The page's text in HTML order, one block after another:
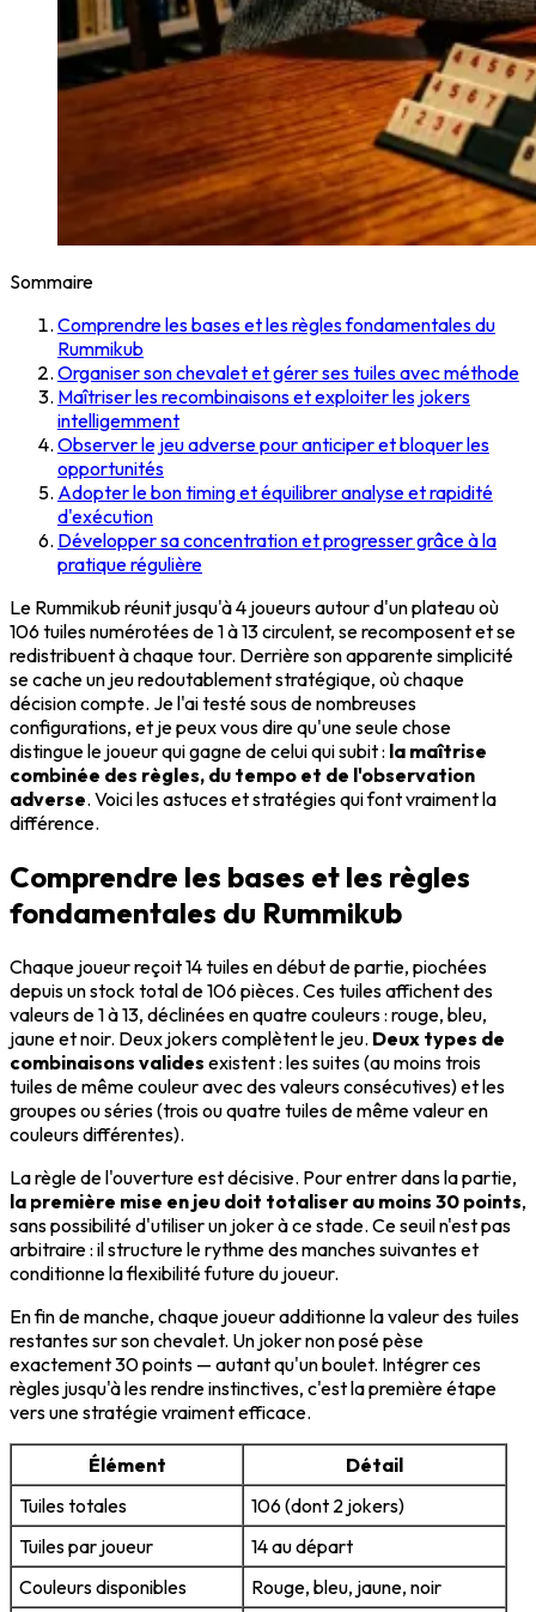
Sommaire
Comprendre les bases et les règles fondamentales du
Rummikub
Organiser son chevalet et gérer ses tuiles avec méthode
Maîtriser les recombinaisons et exploiter les jokers
intelligemment
Observer le jeu adverse pour anticiper et bloquer les
opportunités
Adopter le bon timing et équilibrer analyse et rapidité
d'exécution
Développer sa concentration et progresser grâce à la
pratique régulière
Le Rummikub réunit jusqu'à 4 joueurs autour d'un plateau où
106 tuiles numérotées de 1 à 13 circulent, se recomposent et se
redistribuent à chaque tour. Derrière son apparente simplicité
se cache un jeu redoutablement stratégique, où chaque
décision compte. Je l'ai testé sous de nombreuses
configurations, et je peux vous dire qu'une seule chose
distingue le joueur qui gagne de celui qui subit : la maîtrise
combinée des règles, du tempo et de l'observation
adverse. Voici les astuces et stratégies qui font vraiment la
différence.
Comprendre les bases et les règles
fondamentales du Rummikub
Chaque joueur reçoit 14 tuiles en début de partie, piochées
depuis un stock total de 106 pièces. Ces tuiles affichent des
valeurs de 1 à 13, déclinées en quatre couleurs : rouge, bleu,
jaune et noir. Deux jokers complètent le jeu. Deux types de
combinaisons valides existent : les suites (au moins trois
tuiles de même couleur avec des valeurs consécutives) et les
groupes ou séries (trois ou quatre tuiles de même valeur en
couleurs différentes).
La règle de l'ouverture est décisive. Pour entrer dans la partie,
la première mise en jeu doit totaliser au moins 30 points,
sans possibilité d'utiliser un joker à ce stade. Ce seuil n'est pas
arbitraire : il structure le rythme des manches suivantes et
conditionne la flexibilité future du joueur.
En fin de manche, chaque joueur additionne la valeur des tuiles
restantes sur son chevalet. Un joker non posé pèse
exactement 30 points — autant qu'un boulet. Intégrer ces
règles jusqu'à les rendre instinctives, c'est la première étape
vers une stratégie vraiment efficace.
Élément
Détail
Tuiles totales
106 (dont 2 jokers)
Tuiles par joueur
14 au départ
Couleurs disponibles
Rouge, bleu, jaune, noir